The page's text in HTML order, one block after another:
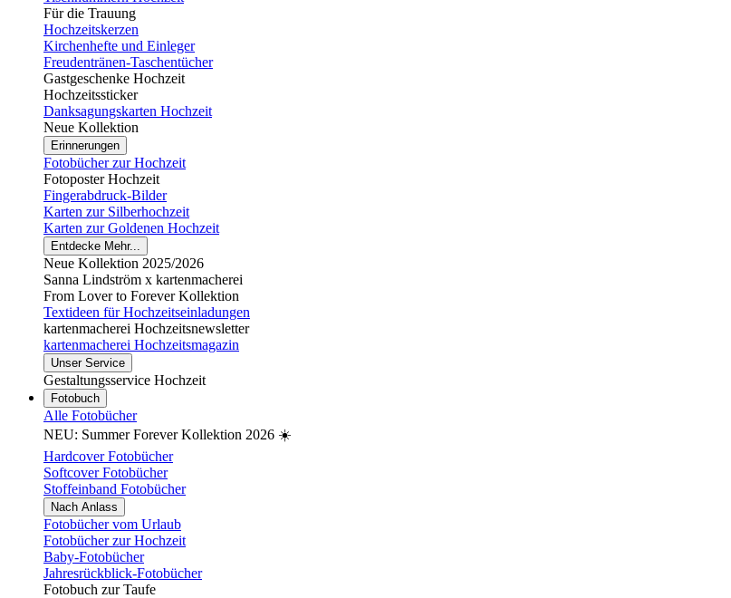
Für die Trauung
Hochzeitskerzen
Kirchenhefte und Einleger
Freudentränen-Taschentücher
Gastgeschenke Hochzeit
Hochzeitssticker
Danksagungskarten Hochzeit
Neue Kollektion
Erinnerungen
Fotobücher zur Hochzeit
Fotoposter Hochzeit
Fingerabdruck-Bilder
Karten zur Silberhochzeit
Karten zur Goldenen Hochzeit
Entdecke Mehr...
Neue Kollektion 2025/2026
Sanna Lindström x kartenmacherei
From Lover to Forever Kollektion
Textideen für Hochzeitseinladungen
kartenmacherei Hochzeitsnewsletter
kartenmacherei Hochzeitsmagazin
Unser Service
Gestaltungsservice Hochzeit
Fotobuch
Alle Fotobücher
NEU: Summer Forever Kollektion 2026 ☀️
Hardcover Fotobücher
Softcover Fotobücher
Stoffeinband Fotobücher
Nach Anlass
Fotobücher vom Urlaub
Fotobücher zur Hochzeit
Baby-Fotobücher
Jahresrückblick-Fotobücher
Fotobuch zur Taufe